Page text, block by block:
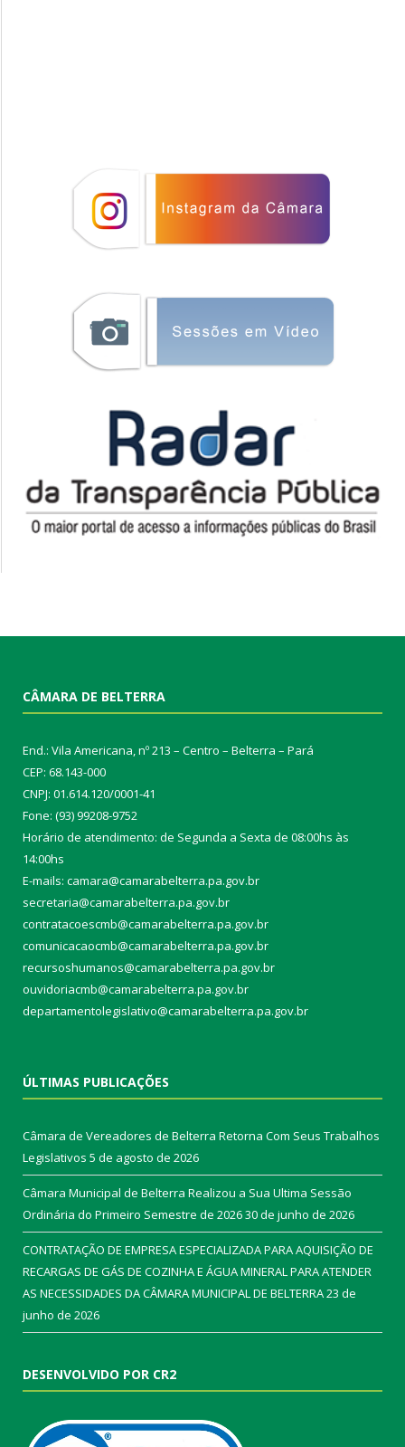
CÂMARA DE BELTERRA
End.: Vila Americana, nº 213 – Centro – Belterra – Pará
CEP: 68.143-000
CNPJ: 01.614.120/0001-41
Fone: (93) 99208-9752
Horário de atendimento: de Segunda a Sexta de 08:00hs às
14:00hs
E-mails: camara@camarabelterra.pa.gov.br
secretaria@camarabelterra.pa.gov.br
contratacoescmb@camarabelterra.pa.gov.br
comunicacaocmb@camarabelterra.pa.gov.br
recursoshumanos@camarabelterra.pa.gov.br
ouvidoriacmb@camarabelterra.pa.gov.br
departamentolegislativo@camarabelterra.pa.gov.br
ÚLTIMAS PUBLICAÇÕES
Câmara de Vereadores de Belterra Retorna Com Seus Trabalhos
Legislativos 5 de agosto de 2026
Câmara Municipal de Belterra Realizou a Sua Ultima Sessão
Ordinária do Primeiro Semestre de 202630 de junho de 2026
CONTRATAÇÃO DE EMPRESA ESPECIALIZADA PARA AQUISIÇÃO DE
RECARGAS DE GÁS DE COZINHA E ÁGUA MINERAL PARA ATENDER
AS NECESSIDADES DA CÂMARA MUNICIPAL DE BELTERRA23 de
junho de 2026
DESENVOLVIDO POR CR2